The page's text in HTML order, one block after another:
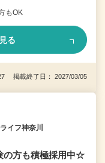
もOK
る
掲載終了日： 2027/03/05
イフ神奈川
の方も積極採用中☆